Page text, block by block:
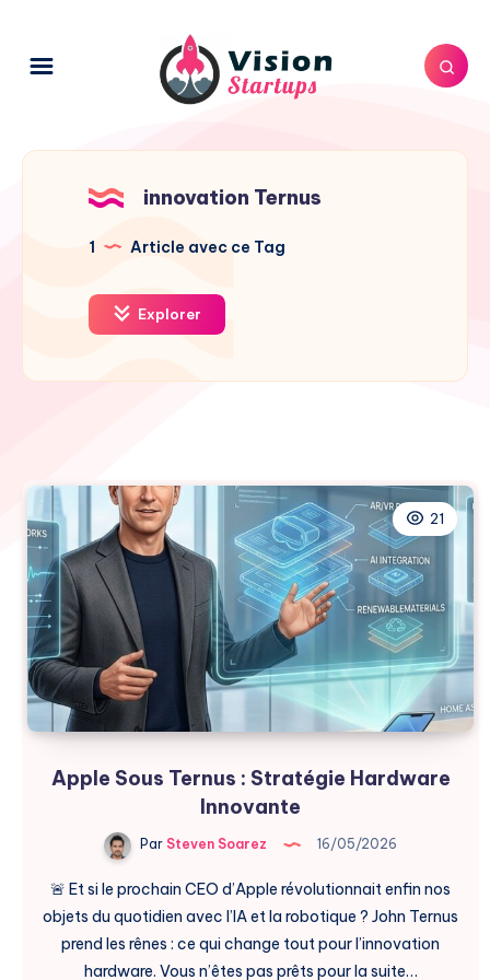
innovation Ternus
1 Article avec ce Tag
Explorer
21
Apple Sous Ternus : Stratégie Hardware
Innovante
Par Steven Soarez 16/05/2026
🚨 Et si le prochain CEO d’Apple révolutionnait enfin nos
objets du quotidien avec l’IA et la robotique ? John Ternus
prend les rênes : ce qui change tout pour l’innovation
hardware. Vous n’êtes pas prêts pour la suite…